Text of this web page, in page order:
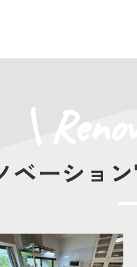
\
ベーショ